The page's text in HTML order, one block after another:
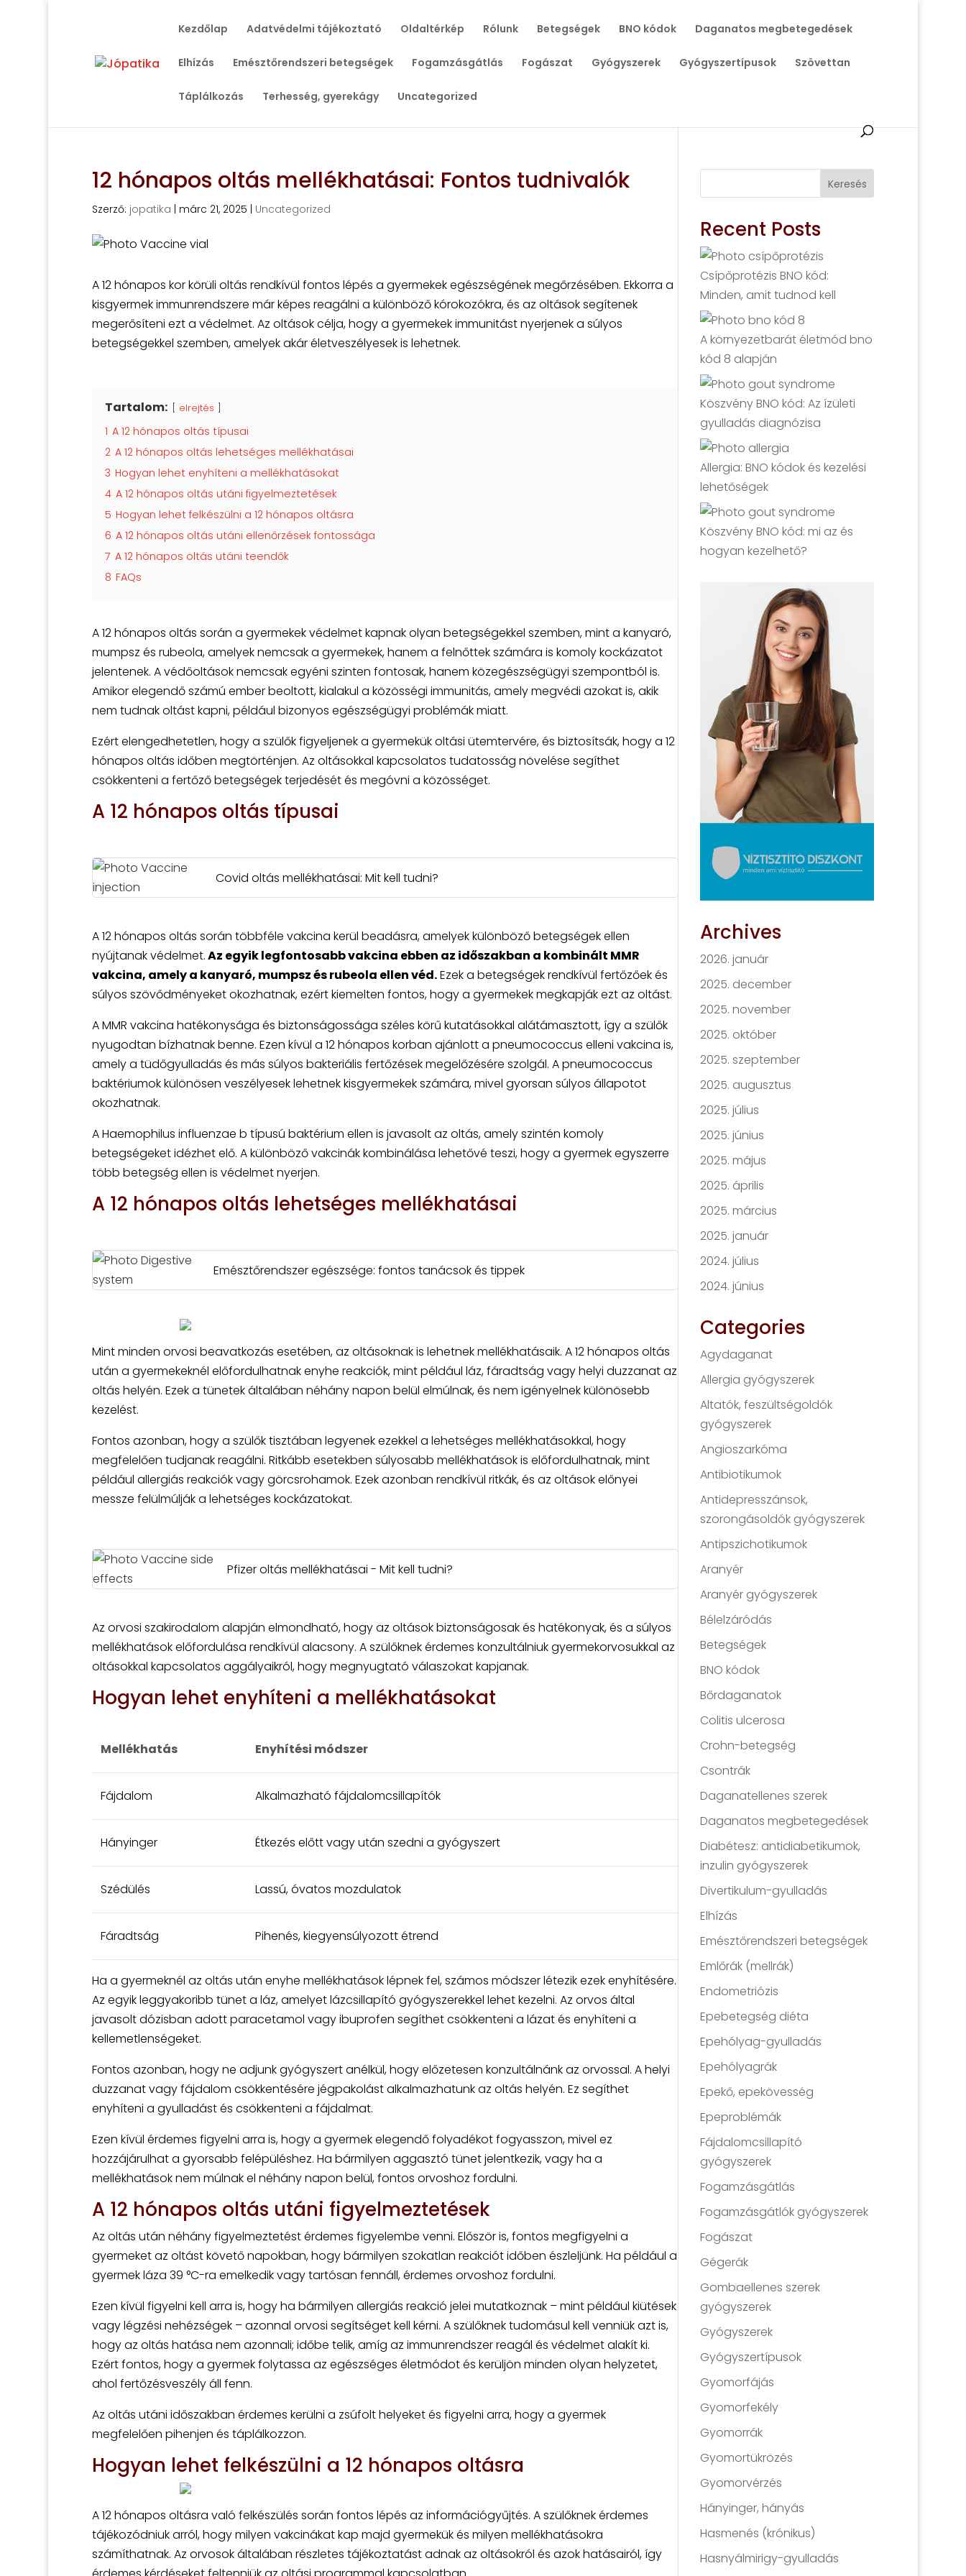
Kezdőlap Adatvédelmi tájékoztató Oldaltérkép Rólunk Betegségek BNO kódok Daganatos megbetegedések
Elhízás Emésztőrendszeri betegségek Fogamzásgátlás Fogászat Gyógyszerek Gyógyszertípusok Szövettan
Táplálkozás Terhesség, gyerekágy Uncategorized
12 hónapos oltás mellékhatásai: Fontos tudnivalók
Szerző: jopatika márc 21, 2025 Uncategorized
A 12 hónapos kor körüli oltás rendkívül fontos lépés a gyermekek egészségének megőrzésében. Ekkorra a
kisgyermek immunrendszere már képes reagálni a különböző kórokozókra, és az oltások segítenek
megerősíteni ezt a védelmet. Az oltások célja, hogy a gyermekek immunitást nyerjenek a súlyos
betegségekkel szemben, amelyek akár életveszélyesek is lehetnek.
Tartalom: elrejtés
1 A 12 hónapos oltás típusai
2 A 12 hónapos oltás lehetséges mellékhatásai
3 Hogyan lehet enyhíteni a mellékhatásokat
4 A 12 hónapos oltás utáni figyelmeztetések
5 Hogyan lehet felkészülni a 12 hónapos oltásra
6 A 12 hónapos oltás utáni ellenőrzések fontossága
7 A 12 hónapos oltás utáni teendők
8 FAQs
A 12 hónapos oltás során a gyermekek védelmet kapnak olyan betegségekkel szemben, mint a kanyaró,
mumpsz és rubeola, amelyek nemcsak a gyermekek, hanem a felnőttek számára is komoly kockázatot
jelentenek. A védőoltások nemcsak egyéni szinten fontosak, hanem közegészségügyi szempontból is.
Amikor elegendő számú ember beoltott, kialakul a közösségi immunitás, amely megvédi azokat is, akik
nem tudnak oltást kapni, például bizonyos egészségügyi problémák miatt.
Ezért elengedhetetlen, hogy a szülők figyeljenek a gyermekük oltási ütemtervére, és biztosítsák, hogy a 12
hónapos oltás időben megtörténjen. Az oltásokkal kapcsolatos tudatosság növelése segíthet
csökkenteni a fertőző betegségek terjedését és megóvni a közösséget.
A 12 hónapos oltás típusai
Covid oltás mellékhatásai: Mit kell tudni?
A 12 hónapos oltás során többféle vakcina kerül beadásra, amelyek különböző betegségek ellen
nyújtanak védelmet.Az egyik legfontosabb vakcina ebben az időszakban a kombinált MMR
vakcina, amely a kanyaró, mumpsz és rubeola ellen véd.Ezek a betegségek rendkívül fertőzőek és
súlyos szövődményeket okozhatnak, ezért kiemelten fontos, hogy a gyermekek megkapják ezt az oltást.
A MMR vakcina hatékonysága és biztonságossága széles körű kutatásokkal alátámasztott, így a szülők
nyugodtan bízhatnak benne. Ezen kívül a 12 hónapos korban ajánlott a pneumococcus elleni vakcina is,
amely a tüdőgyulladás és más súlyos bakteriális fertőzések megelőzésére szolgál. A pneumococcus
baktériumok különösen veszélyesek lehetnek kisgyermekek számára, mivel gyorsan súlyos állapotot
okozhatnak.
A Haemophilus influenzae b típusú baktérium ellen is javasolt az oltás, amely szintén komoly
betegségeket idézhet elő. A különböző vakcinák kombinálása lehetővé teszi, hogy a gyermek egyszerre
több betegség ellen is védelmet nyerjen.
A 12 hónapos oltás lehetséges mellékhatásai
Emésztőrendszer egészsége: fontos tanácsok és tippek
Mint minden orvosi beavatkozás esetében, az oltásoknak is lehetnek mellékhatásaik. A 12 hónapos oltás
után a gyermekeknél előfordulhatnak enyhe reakciók, mint például láz, fáradtság vagy helyi duzzanat az
oltás helyén. Ezek a tünetek általában néhány napon belül elmúlnak, és nem igényelnek különösebb
kezelést.
Fontos azonban, hogy a szülők tisztában legyenek ezekkel a lehetséges mellékhatásokkal, hogy
megfelelően tudjanak reagálni. Ritkább esetekben súlyosabb mellékhatások is előfordulhatnak, mint
például allergiás reakciók vagy görcsrohamok. Ezek azonban rendkívül ritkák, és az oltások előnyei
messze felülmúlják a lehetséges kockázatokat.
Pfizer oltás mellékhatásai - Mit kell tudni?
Az orvosi szakirodalom alapján elmondható, hogy az oltások biztonságosak és hatékonyak, és a súlyos
mellékhatások előfordulása rendkívül alacsony. A szülőknek érdemes konzultálniuk gyermekorvosukkal az
oltásokkal kapcsolatos aggályaikról, hogy megnyugtató válaszokat kapjanak.
Hogyan lehet enyhíteni a mellékhatásokat
Mellékhatás Enyhítési módszer
Fájdalom Alkalmazható fájdalomcsillapítók
Hányinger Étkezés előtt vagy után szedni a gyógyszert
Szédülés Lassú, óvatos mozdulatok
Fáradtság Pihenés, kiegyensúlyozott étrend
Ha a gyermeknél az oltás után enyhe mellékhatások lépnek fel, számos módszer létezik ezek enyhítésére.
Az egyik leggyakoribb tünet a láz, amelyet lázcsillapító gyógyszerekkel lehet kezelni. Az orvos által
javasolt dózisban adott paracetamol vagy ibuprofen segíthet csökkenteni a lázat és enyhíteni a
kellemetlenségeket.
Fontos azonban, hogy ne adjunk gyógyszert anélkül, hogy előzetesen konzultálnánk az orvossal. A helyi
duzzanat vagy fájdalom csökkentésére jégpakolást alkalmazhatunk az oltás helyén. Ez segíthet
enyhíteni a gyulladást és csökkenteni a fájdalmat.
Ezen kívül érdemes figyelni arra is, hogy a gyermek elegendő folyadékot fogyasszon, mivel ez
hozzájárulhat a gyorsabb felépüléshez. Ha bármilyen aggasztó tünet jelentkezik, vagy ha a
mellékhatások nem múlnak el néhány napon belül, fontos orvoshoz fordulni.
A 12 hónapos oltás utáni figyelmeztetések
Az oltás után néhány figyelmeztetést érdemes figyelembe venni. Először is, fontos megfigyelni a
gyermeket az oltást követő napokban, hogy bármilyen szokatlan reakciót időben észleljünk. Ha például a
gyermek láza 39 °C-ra emelkedik vagy tartósan fennáll, érdemes orvoshoz fordulni.
Ezen kívül figyelni kell arra is, hogy ha bármilyen allergiás reakció jelei mutatkoznak – mint például kiütések
vagy légzési nehézségek – azonnal orvosi segítséget kell kérni. A szülőknek tudomásul kell venniük azt is,
hogy az oltás hatása nem azonnali; időbe telik, amíg az immunrendszer reagál és védelmet alakít ki.
Ezért fontos, hogy a gyermek folytassa az egészséges életmódot és kerüljön minden olyan helyzetet,
ahol fertőzésveszély áll fenn.
Az oltás utáni időszakban érdemes kerülni a zsúfolt helyeket és figyelni arra, hogy a gyermek
megfelelően pihenjen és táplálkozzon.
Hogyan lehet felkészülni a 12 hónapos oltásra
A 12 hónapos oltásra való felkészülés során fontos lépés az információgyűjtés. A szülőknek érdemes
tájékozódniuk arról, hogy milyen vakcinákat kap majd gyermekük és milyen mellékhatásokra
számíthatnak. Az orvosok általában részletes tájékoztatást adnak az oltásokról és azok hatásairól, így
Keresés
Recent Posts
Csípőprotézis BNO kód:
Minden, amit tudnod kell
A környezetbarát életmód bno
kód 8 alapján
Köszvény BNO kód: Az ízületi
gyulladás diagnózisa
Allergia: BNO kódok és kezelési
lehetőségek
Köszvény BNO kód: mi az és
hogyan kezelhető?
Archives
2026. január
2025. december
2025. november
2025. október
2025. szeptember
2025. augusztus
2025. július
2025. június
2025. május
2025. április
2025. március
2025. január
2024. július
2024. június
Categories
Agydaganat
Allergia gyógyszerek
Altatók, feszültségoldók
gyógyszerek
Angioszarkóma
Antibiotikumok
Antidepresszánsok,
szorongásoldók gyógyszerek
Antipszichotikumok
Aranyér
Aranyér gyógyszerek
Bélelzáródás
Betegségek
BNO kódok
Bőrdaganatok
Colitis ulcerosa
Crohn-betegség
Csontrák
Daganatellenes szerek
Daganatos megbetegedések
Diabétesz: antidiabetikumok,
inzulin gyógyszerek
Divertikulum-gyulladás
Elhízás
Emésztőrendszeri betegségek
Emlőrák (mellrák)
Endometriózis
Epebetegség diéta
Epehólyag-gyulladás
Epehólyagrák
Epekő, epekövesség
Epeproblémák
Fájdalomcsillapító
gyógyszerek
Fogamzásgátlás
Fogamzásgátlók gyógyszerek
Fogászat
Gégerák
Gombaellenes szerek
gyógyszerek
Gyógyszerek
Gyógyszertípusok
Gyomorfájás
Gyomorfekély
Gyomorrák
Gyomortükrözés
Gyomorvérzés
Hányinger, hányás
Hasmenés (krónikus)
Hasnyálmirigy-gyulladás